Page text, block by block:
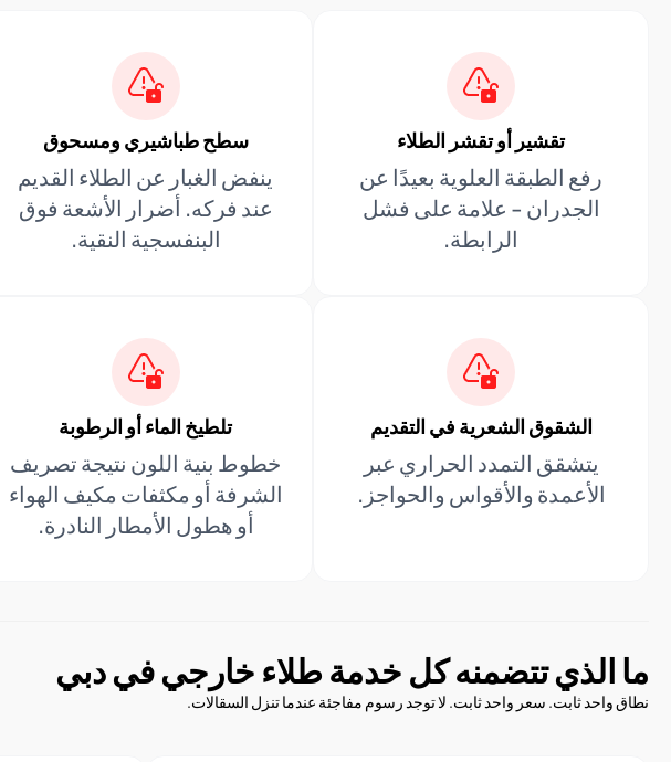
تقشير أو تقشر الطلاء
رفع الطبقة العلوية بعيدًا عن
الجدران - علامة على فشل
الرابطة.
سطح طباشيري ومسحوق
ينفض الغبار عن الطلاء القديم
عند فركه. أضرار الأشعة فوق
البنفسجية النقية.
الشقوق الشعرية في التقديم
يتشقق التمدد الحراري عبر
الأعمدة والأقواس والحواجز.
تلطيخ الماء أو الرطوبة
خطوط بنية اللون نتيجة تصريف
الشرفة أو مكثفات مكيف الهواء
أو هطول الأمطار النادرة.
ما الذي تتضمنه كل خدمة طلاء خارجي في دبي
نطاق واحد ثابت. سعر واحد ثابت. لا توجد رسوم مفاجئة عندما تنزل السقالات.